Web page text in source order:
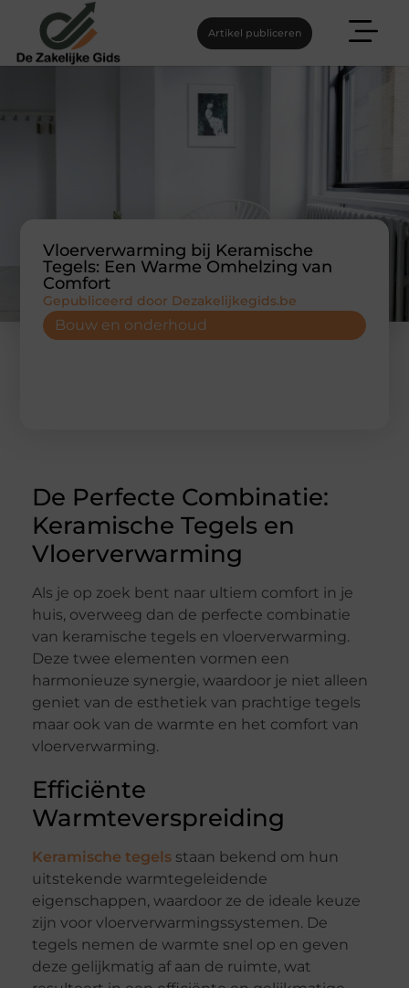
Artikel publiceren
Vloerverwarming bij Keramische
Tegels: Een Warme Omhelzing van
Comfort
Bouw en onderhoud
Gepubliceerd door Dezakelijkegids.be
De Perfecte Combinatie:
Keramische Tegels en
Vloerverwarming
Als je op zoek bent naar ultiem comfort in je
huis, overweeg dan de perfecte combinatie
van keramische tegels en vloerverwarming.
Deze twee elementen vormen een
harmonieuze synergie, waardoor je niet alleen
geniet van de esthetiek van prachtige tegels
maar ook van de warmte en het comfort van
vloerverwarming.
Efficiënte
Warmteverspreiding
Keramische tegels staan bekend om hun
uitstekende warmtegeleidende
eigenschappen, waardoor ze de ideale keuze
zijn voor vloerverwarmingssystemen. De
tegels nemen de warmte snel op en geven
deze gelijkmatig af aan de ruimte, wat